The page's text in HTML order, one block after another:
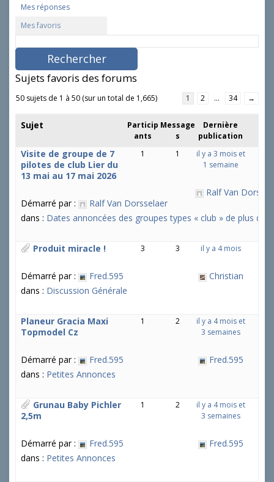
Mes réponses
Mes favoris
e
h
e
r
Sujets favoris des forums
50 sujets de 1 à 50 (sur un total de 1,665) 1 2 … 34 →
Sujet
Particip
ants
Message
s
Dernière
publication
Visite de groupe de 7
pilotes de club Lier du
13 mai au 17 mai 2026
Démarré par :
Ralf Van Dorsselaer
dans : Dates annoncées des groupes types « club » de plus de
1 1
il y a 3 mois et
1 semaine
Ralf Van
Produit miracle !
Démarré par :
Fred.595
dans : Discussion Générale
3 3 il y a 4 mois
Christian
Planeur Gracia Maxi
Topmodel Cz
Démarré par :
Fred.595
dans : Petites Annonces
1 2
il y a 4 mois et
3 semaines
Fred.595
Grunau Baby Pichler
2,5m
Démarré par :
Fred.595
dans : Petites Annonces
1 2
il y a 4 mois et
3 semaines
Fred.595